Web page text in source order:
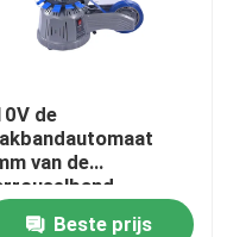
de
van de
Ce
Beste prijs